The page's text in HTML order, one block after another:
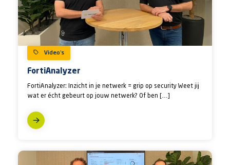
Video’s
FortiAnalyzer
FortiAnalyzer: Inzicht in je netwerk = grip op security Weet jij
wat er écht gebeurt op jouw netwerk? Of ben […]